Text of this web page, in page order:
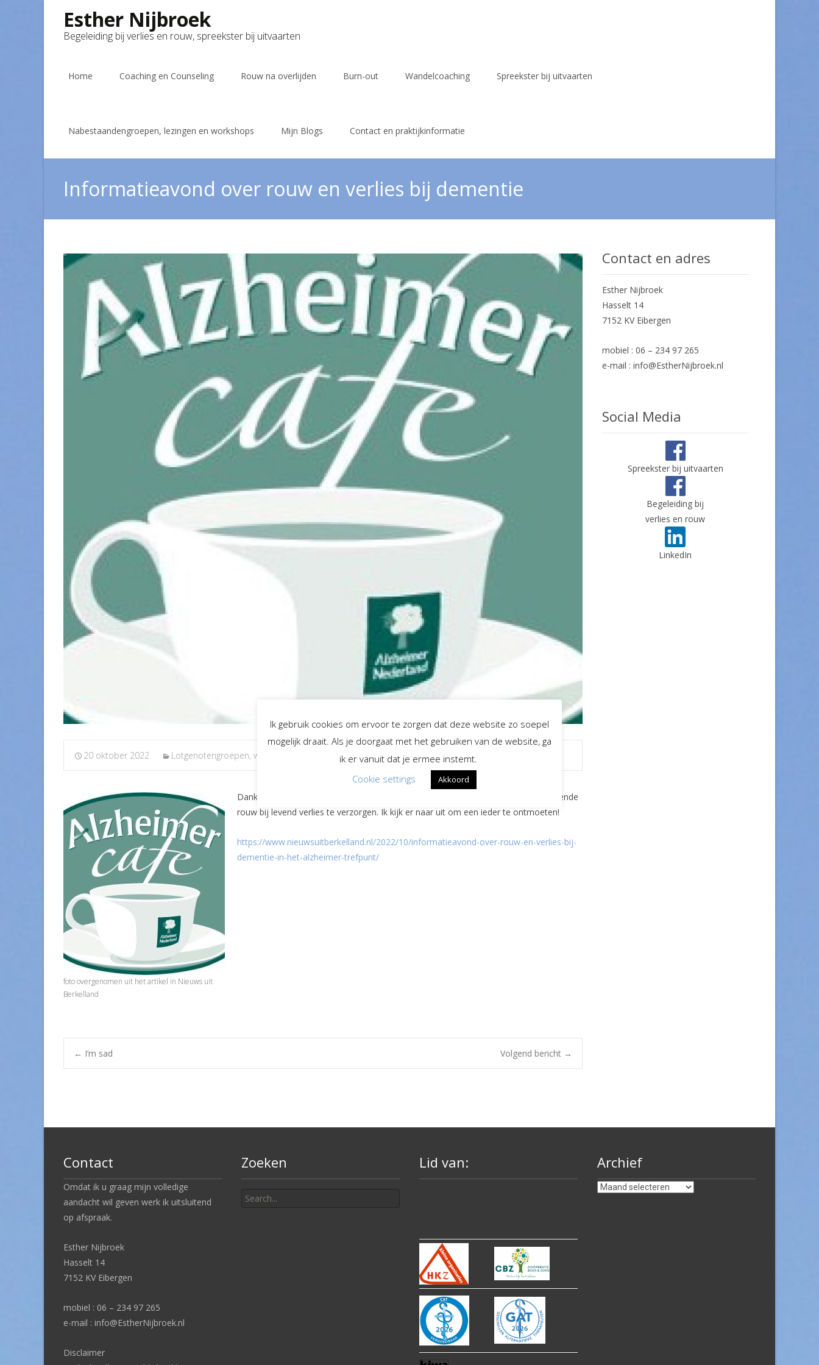
Esther Nijbroek
Begeleiding bij verlies en rouw, spreekster bij uitvaarten
Home Coaching en Counseling Rouw na overlijden Burn-out Wandelcoaching Spreekster bij uitvaarten
Nabestaandengroepen, lezingen en workshops Mijn Blogs Contact en praktijkinformatie
Informatieavond over rouw en verlies bij dementie
20 oktober 2022 Lotgenotengroepen, workshops en lezingen, Zakelijk Esther Nijbroek
foto overgenomen uit het artikel in Nieuws uit
Berkelland
Dankjewel Alzheimer Trefpunt voor jullie uitnodiging om een avond over anticiperende
rouw bij levend verlies te verzorgen. Ik kijk er naar uit om een ieder te ontmoeten!
https://www.nieuwsuitberkelland.nl/2022/10/informatieavond-over-rouw-en-verlies-bij-
dementie-in-het-alzheimer-trefpunt/
Post
← I’m sad Volgend bericht →
Contact en adres
Esther Nijbroek
Hasselt 14
7152 KV Eibergen
mobiel : 06 – 234 97 265
e-mail : info@EstherNijbroek.nl
Social Media
Spreekster bij uitvaarten
Begeleiding bij
verlies en rouw
LinkedIn
Contact
Omdat ik u graag mijn volledige
aandacht wil geven werk ik uitsluitend
op afspraak.
Esther Nijbroek
Hasselt 14
7152 KV Eibergen
mobiel : 06 – 234 97 265
e-mail : info@EstherNijbroek.nl
Disclaimer
Zoeken
for:
Lid van: Archief
Archief
Ik gebruik cookies om ervoor te zorgen dat deze website zo soepel
mogelijk draait. Als je doorgaat met het gebruiken van de website, ga
ik er vanuit dat je ermee instemt.
Cookie settings
Akkoord